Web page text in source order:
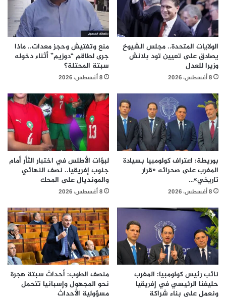
الولايات المتحدة.. مجلس الشيوخ
يصادق على تعيين تود بلانش
وزيرا للعدل
8 أغسطس، 2026
منع وتفتيش وحجز معدات.. ماذا
جرى لطاقم “دوزيم” أثناء دخوله
سبتة المحتلة؟
8 أغسطس، 2026
بوريطة: اعتراف كولومبيا بسيادة
المغرب على صحرائه «قرار
تاريخي»…
8 أغسطس، 2026
لبؤات الأطلس في اختبار الثأر أمام
جنوب إفريقيا.. نصف النهائي
والمونديال على المحك
8 أغسطس، 2026
نائب رئيس كولومبيا: المغرب
حليفنا الرئيسي في إفريقيا
ونعمل على بناء شراكة
منصف الطوب: أحداث سبتة هجرة
نحو المجهول وإسبانيا تتحمل
مسؤولية الأحداث